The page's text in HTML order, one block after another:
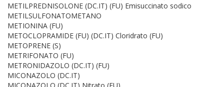
METILPREDNISOLONE (DC.IT) (FU) Emisuccinato sodico
METILSULFONATOMETANO
METIONINA (FU)
METOCLOPRAMIDE (FU) (DC.IT) Cloridrato (FU)
METOPRENE (S)
METRIFONATO (FU)
METRONIDAZOLO (DC.IT) (FU)
MICONAZOLO (DC.IT)